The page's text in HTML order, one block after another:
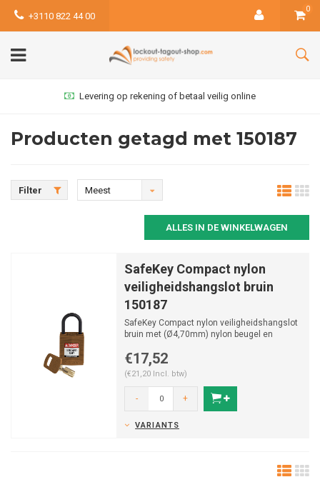
+3110 822 44 00
0
Levering op rekening of betaal veilig online
Producten getagd met 150187
Filter
Meest
ALLES IN DE WINKELWAGEN
SafeKey Compact nylon
veiligheidshangslot bruin
150187
SafeKey Compact nylon veiligheidshangslot
bruin met (Ø4,70mm) nylon beugel en
€17,52
(€21,20 Incl. btw)
- +
VARIANTS